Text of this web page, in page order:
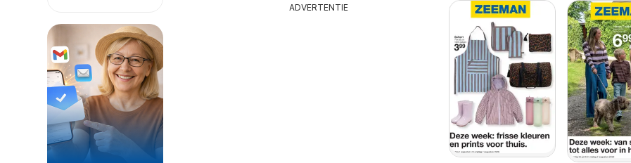
ADVERTENTIE